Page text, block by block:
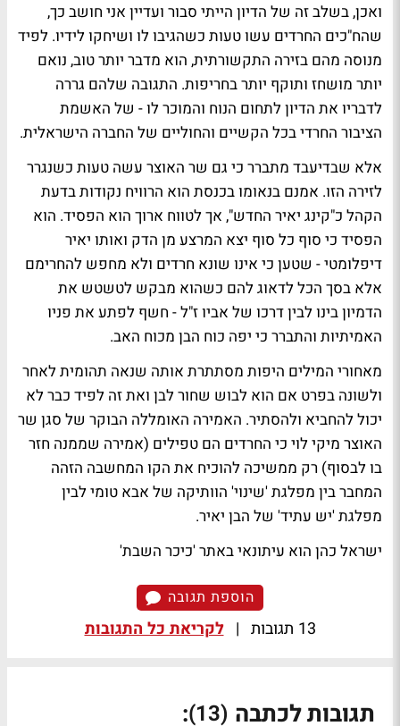
ואכן, בשלב זה של הדיון הייתי סבור ועדיין אני חושב כך,
שהח"כים החרדים עשו טעות כשהגיבו לו ושיחקו לידיו. לפיד
מנוסה מהם בזירה התקשורתית, הוא מדבר יותר טוב, נואם
יותר מושחז ותוקף יותר בחריפות. התגובה שלהם גררה
לדבריו את הדיון לתחום הנוח והמוכר לו - של האשמת
הציבור החרדי בכל הקשיים והחוליים של החברה הישראלית.
אלא שבדיעבד מתברר כי גם שר האוצר עשה טעות כשנגרר
לזירה הזו. אמנם בנאומו בכנסת הוא הרוויח נקודות בדעת
הקהל כ"קינג יאיר החדש", אך לטווח ארוך הוא הפסיד. הוא
הפסיד כי סוף כל סוף יצא המרצע מן הדק ואותו יאיר
דיפלומטי - שטען כי אינו שונא חרדים ולא מחפש להחרימם
אלא בסך הכל לדאוג להם כשהוא מבקש לטשטש את
הדמיון בינו לבין דרכו של אביו ז"ל - חשף לפתע את פניו
האמיתיות והתברר כי יפה כוח הבן מכוח האב.
מאחורי המילים היפות מסתתרת אותה שנאה תהומית לאחר
ולשונה בפרט אם הוא לבוש שחור לבן ואת זה לפיד כבר לא
יכול להחביא ולהסתיר. האמירה האומללה הבוקר של סגן שר
האוצר מיקי לוי כי החרדים הם טפילים (אמירה שממנה חזר
בו לבסוף) רק ממשיכה להוכיח את הקו המחשבה הזהה
המחבר בין מפלגת 'שינוי' הוותיקה של אבא טומי לבין
מפלגת 'יש עתיד' של הבן יאיר.
ישראל כהן הוא עיתונאי באתר 'כיכר השבת'
הוספת תגובה
13 תגובות | לקריאת כל התגובות
תגובות לכתבה (13)
: